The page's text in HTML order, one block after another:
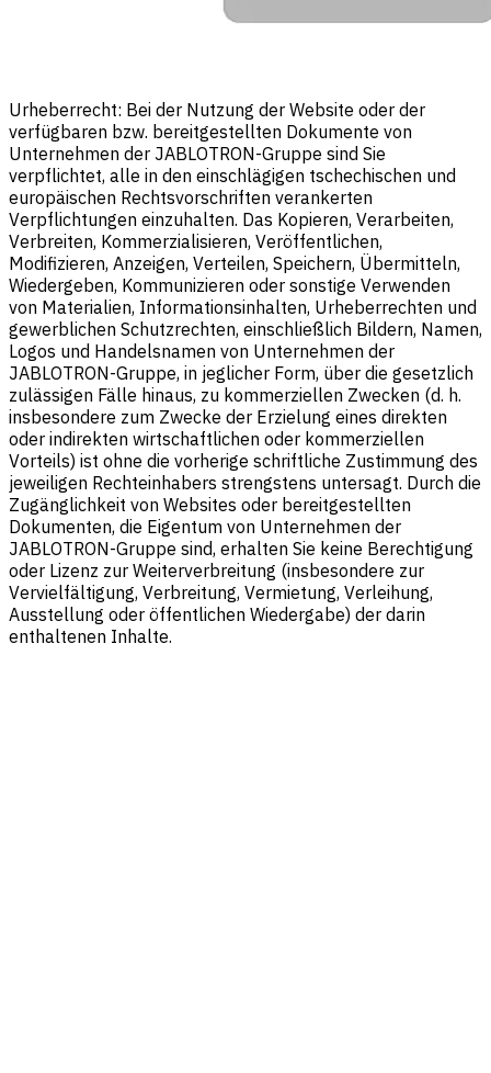
Urheberrecht: Bei der Nutzung der Website oder der
verfügbaren bzw. bereitgestellten Dokumente von
Unternehmen der JABLOTRON-Gruppe sind Sie
verpflichtet, alle in den einschlägigen tschechischen und
europäischen Rechtsvorschriften verankerten
Verpflichtungen einzuhalten. Das Kopieren, Verarbeiten,
Verbreiten, Kommerzialisieren, Veröffentlichen,
Modifizieren, Anzeigen, Verteilen, Speichern, Übermitteln,
Wiedergeben, Kommunizieren oder sonstige Verwenden
von Materialien, Informationsinhalten, Urheberrechten und
gewerblichen Schutzrechten, einschließlich Bildern, Namen,
Logos und Handelsnamen von Unternehmen der
JABLOTRON-Gruppe, in jeglicher Form, über die gesetzlich
zulässigen Fälle hinaus, zu kommerziellen Zwecken (d. h.
insbesondere zum Zwecke der Erzielung eines direkten
oder indirekten wirtschaftlichen oder kommerziellen
Vorteils) ist ohne die vorherige schriftliche Zustimmung des
jeweiligen Rechteinhabers strengstens untersagt. Durch die
Zugänglichkeit von Websites oder bereitgestellten
Dokumenten, die Eigentum von Unternehmen der
JABLOTRON-Gruppe sind, erhalten Sie keine Berechtigung
oder Lizenz zur Weiterverbreitung (insbesondere zur
Vervielfältigung, Verbreitung, Vermietung, Verleihung,
Ausstellung oder öffentlichen Wiedergabe) der darin
enthaltenen Inhalte.